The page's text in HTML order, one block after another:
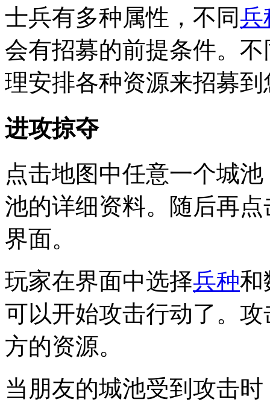
士兵有多种属性，不同兵
会有招募的前提条件。
理安排各种资源来招募
进攻掠夺
点击地图中任意一个城
池的详细资料。随后再
界面。
玩家在界面中选择兵种和
可以开始攻击行动了。
方的资源。
当朋友的城池受到攻击